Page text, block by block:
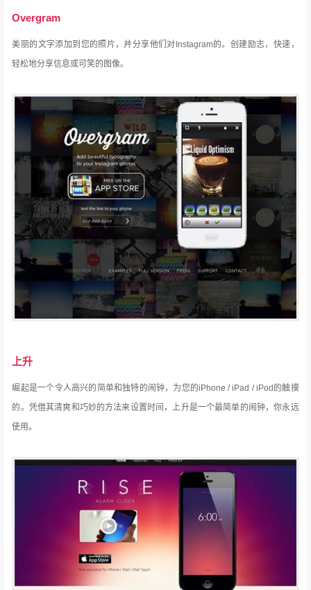
Overgram
美丽的文字添加到您的照片，并分享他们对Instagram的。 创建励志，快速，
轻松地分享信息或可笑的图像。
上升
崛起是一个令人高兴的简单和独特的闹钟，为您的iPhone / iPad / iPod的触摸
的。 凭借其清爽和巧妙的方法来设置时间，上升是一个最简单的闹钟，你永远
使用。